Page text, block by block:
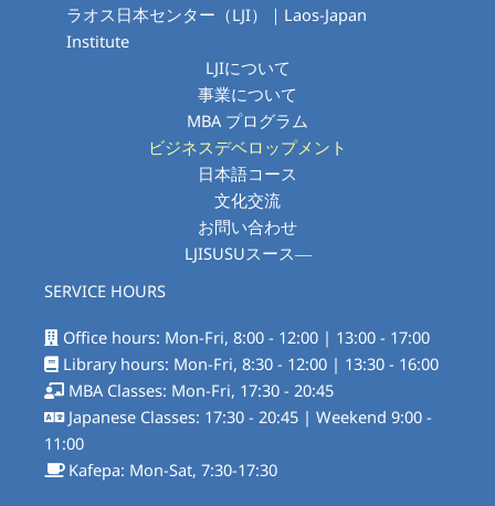
ラオス日本センター（LJI）｜Laos-Japan
Institute
LJIについて
事業について
MBA プログラム
ビジネスデベロップメント
日本語コース
文化交流
お問い合わせ
LJISUSUスース―
SERVICE HOURS
Office hours: Mon-Fri, 8:00 - 12:00 | 13:00 - 17:00
Library hours: Mon-Fri, 8:30 - 12:00 | 13:30 - 16:00
MBA Classes: Mon-Fri, 17:30 - 20:45
Japanese Classes: 17:30 - 20:45 | Weekend 9:00 -
11:00
Kafepa: Mon-Sat, 7:30-17:30